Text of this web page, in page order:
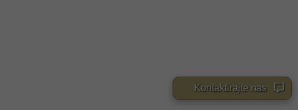
Kontaktirajte nas